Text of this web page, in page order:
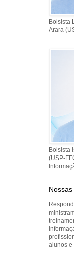
Bolsista
Arara
Bolsista
(USP-
alunos e